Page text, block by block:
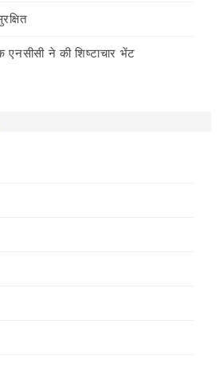
ने की शिष्टाचार भेंट